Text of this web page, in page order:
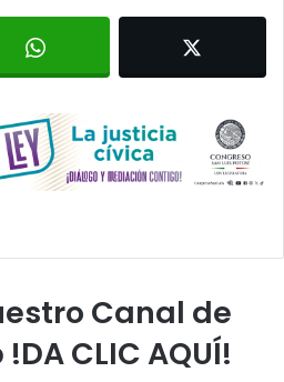
Canal de
CLIC AQUÍ!